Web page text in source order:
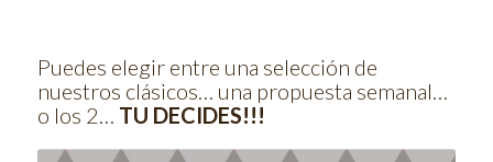
Puedes elegir entre una selección de
nuestros clásicos… una propuesta semanal…
o los 2… TU DECIDES!!!